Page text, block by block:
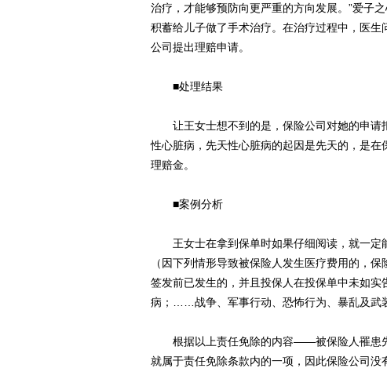
治疗，才能够预防向更严重的方向发展。”爱子
积蓄给儿子做了手术治疗。在治疗过程中，医
公司提出理赔申请。
■处理结果
让王女士想不到的是，保险公司对她的申请
性心脏病，先天性心脏病的起因是先天的，是
理赔金。
■案例分析
王女士在拿到保单时如果仔细阅读，就一定
（因下列情形导致被保险人发生医疗费用的，
签发前已发生的，并且投保人在投保单中未如
病；……战争、军事行动、恐怖行为、暴乱及武
根据以上责任免除的内容――被保险人罹患先
就属于责任免除条款内的一项，因此保险公司没